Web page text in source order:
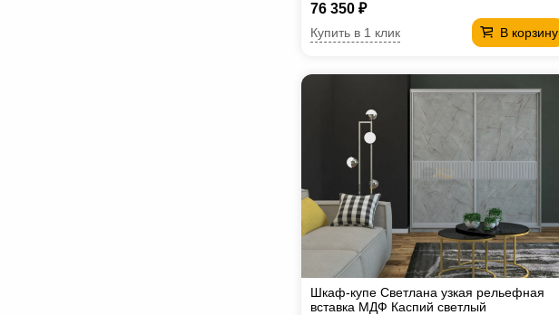
76 350 ₽
В корзину
Купить в 1 клик
Шкаф-купе Светлана узкая рельефная
вставка МДФ Каспий светлый